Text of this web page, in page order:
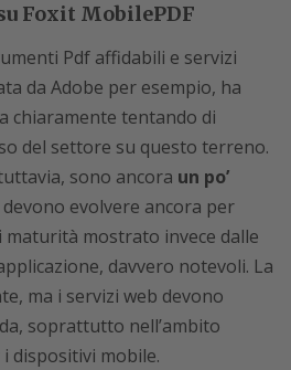
Foxit MobilePDF
Pdf affidabili e servizi
da Adobe per esempio, ha
chiaramente tentando di
del settore su questo terreno.
sono ancora un po’
devono evolvere ancora per
mostrato invece dalle
davvero notevoli. La
ma i servizi web devono
soprattutto nell’ambito
dispositivi mobile.